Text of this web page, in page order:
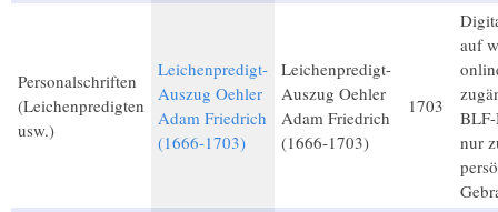
Personalschriften
(Leichenpredigten
usw.)
Leichenpredigt-
Auszug Oehler
Adam Friedrich
(1666-1703)
Leichenpredigt-
Auszug Oehler
Adam Friedrich
(1666-1703)
1703
auf
nur